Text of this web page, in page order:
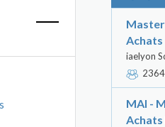
Achats
iaelyon
MAI -